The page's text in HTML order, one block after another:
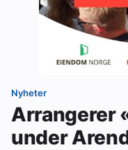
Nyheter
Arrangerer
under